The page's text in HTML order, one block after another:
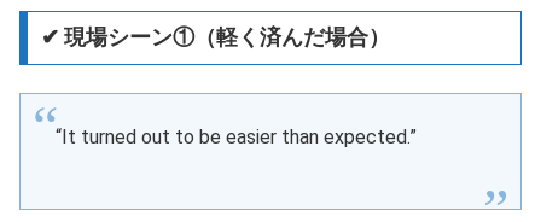
✔ 現場シーン①（軽く済んだ場合）
“It turned out to be easier than expected.”